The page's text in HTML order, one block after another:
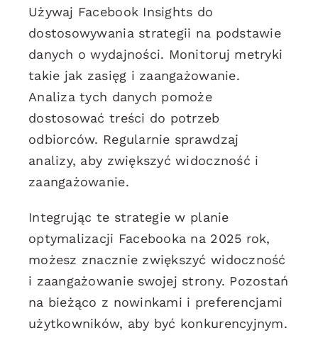
Używaj Facebook Insights do
dostosowywania strategii na podstawie
danych o wydajności. Monitoruj metryki
takie jak zasięg i zaangażowanie.
Analiza tych danych pomoże
dostosować treści do potrzeb
odbiorców. Regularnie sprawdzaj
analizy, aby zwiększyć widoczność i
zaangażowanie.
Integrując te strategie w planie
optymalizacji Facebooka na 2025 rok,
możesz znacznie zwiększyć widoczność
i zaangażowanie swojej strony. Pozostań
na bieżąco z nowinkami i preferencjami
użytkowników, aby być konkurencyjnym.